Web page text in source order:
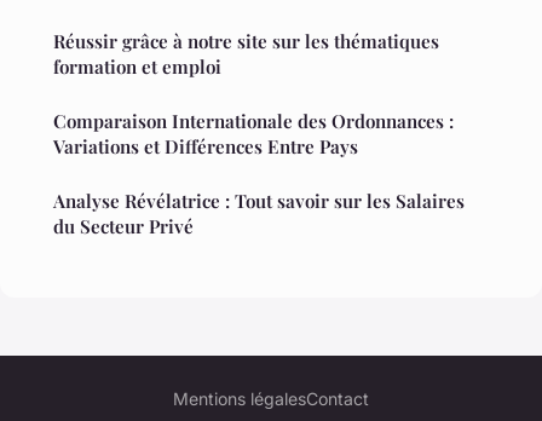
Réussir grâce à notre site sur les thématiques
formation et emploi
Comparaison Internationale des Ordonnances :
Variations et Différences Entre Pays
Analyse Révélatrice : Tout savoir sur les Salaires
du Secteur Privé
Mentions légalesContact